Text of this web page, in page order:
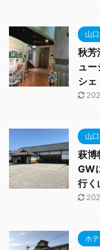
山口
秋芳
ュ
シェ
山口
萩博
GW
行く
ホ